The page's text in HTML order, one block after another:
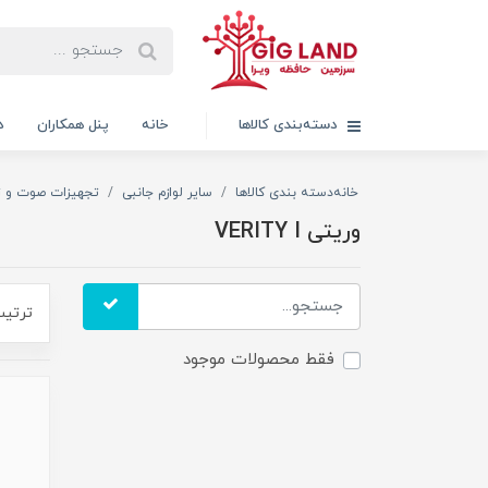
دسته‌بندی کالاها خانه پنل همکاران
خانهدسته بندی کالاها سایر لوازم جانبی تجهیزات صوت و
وریتی VERITY I
فقط محصولات موجود